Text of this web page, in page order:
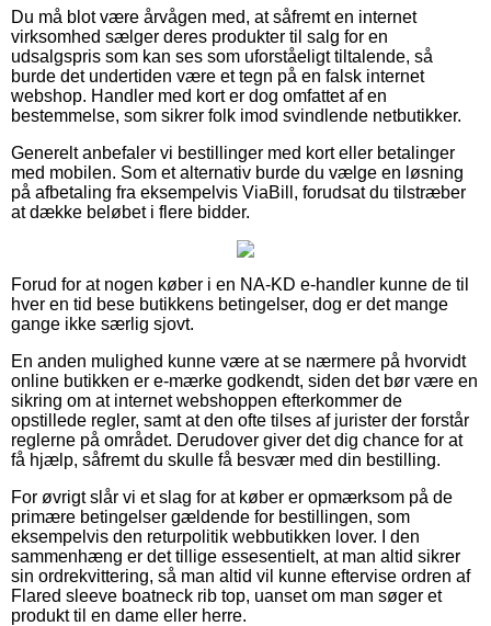
Du må blot være årvågen med, at såfremt en internet
virksomhed sælger deres produkter til salg for en
udsalgspris som kan ses som uforståeligt tiltalende, så
burde det undertiden være et tegn på en falsk internet
webshop. Handler med kort er dog omfattet af en
bestemmelse, som sikrer folk imod svindlende netbutikker.
Generelt anbefaler vi bestillinger med kort eller betalinger
med mobilen. Som et alternativ burde du vælge en løsning
på afbetaling fra eksempelvis ViaBill, forudsat du tilstræber
at dække beløbet i flere bidder.
Forud for at nogen køber i en NA-KD e-handler kunne de til
hver en tid bese butikkens betingelser, dog er det mange
gange ikke særlig sjovt.
En anden mulighed kunne være at se nærmere på hvorvidt
online butikken er e-mærke godkendt, siden det bør være en
sikring om at internet webshoppen efterkommer de
opstillede regler, samt at den ofte tilses af jurister der forstår
reglerne på området. Derudover giver det dig chance for at
få hjælp, såfremt du skulle få besvær med din bestilling.
For øvrigt slår vi et slag for at køber er opmærksom på de
primære betingelser gældende for bestillingen, som
eksempelvis den returpolitik webbutikken lover. I den
sammenhæng er det tillige essesentielt, at man altid sikrer
sin ordrekvittering, så man altid vil kunne eftervise ordren af
Flared sleeve boatneck rib top, uanset om man søger et
produkt til en dame eller herre.